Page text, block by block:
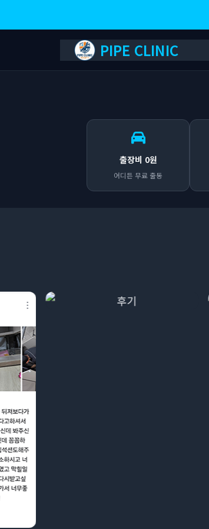
PIPE CLINIC
출장비 0원
어디든 무료 출동